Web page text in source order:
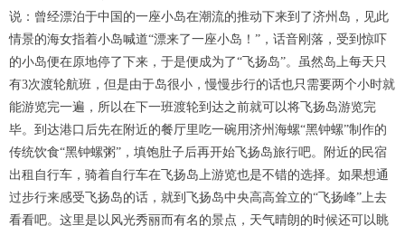
说：曾经漂泊于中国的一座小岛在潮流的推动下来到了济州岛，见此
情景的海女指着小岛喊道“漂来了一座小岛！”，话音刚落，受到惊吓
的小岛便在原地停了下来，于是便成为了“飞扬岛”。虽然岛上每天只
有3次渡轮航班，但是由于岛很小，慢慢步行的话也只需要两个小时就
能游览完一遍，所以在下一班渡轮到达之前就可以将飞扬岛游览完
毕。到达港口后先在附近的餐厅里吃一碗用济州海螺“黑钟螺”制作的
传统饮食“黑钟螺粥”，填饱肚子后再开始飞扬岛旅行吧。附近的民宿
出租自行车，骑着自行车在飞扬岛上游览也是不错的选择。如果想通
过步行来感受飞扬岛的话，就到飞扬岛中央高高耸立的“飞扬峰”上去
看看吧。这里是以风光秀丽而有名的景点，天气晴朗的时候还可以眺